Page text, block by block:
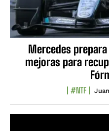
Mercedes
mejoras para
#NTF